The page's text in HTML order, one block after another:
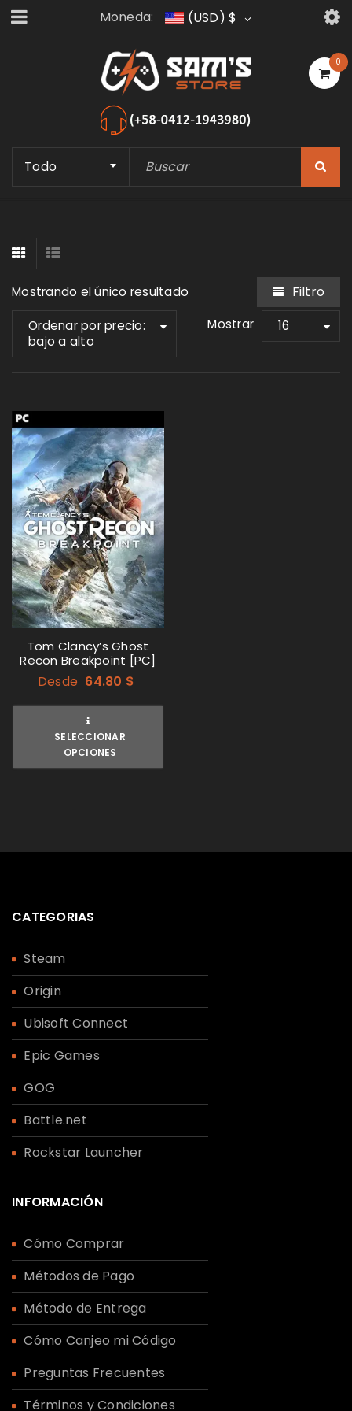
Moneda: (USD)$
0
Todo
Mostrando el único resultado Filtro
Ordenar por precio:
bajo a alto
Mostrar 16
Tom Clancy’s Ghost
Recon Breakpoint [PC]
Desde 64.80 $
SELECCIONAR
OPCIONES
CATEGORIAS
Steam
Origin
Ubisoft Connect
Epic Games
GOG
Battle.net
Rockstar Launcher
INFORMACIÓN
Cómo Comprar
Métodos de Pago
Método de Entrega
Cómo Canjeo mi Código
Preguntas Frecuentes
Términos y Condiciones